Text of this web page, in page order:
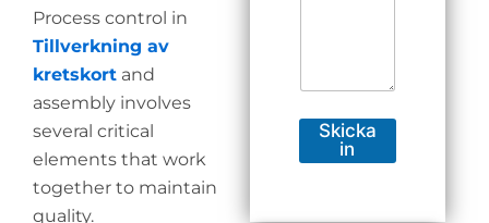
Process control in
Tillverkning av
kretskort and
assembly involves
several critical
elements that work
together to maintain
quality.
Skicka
in